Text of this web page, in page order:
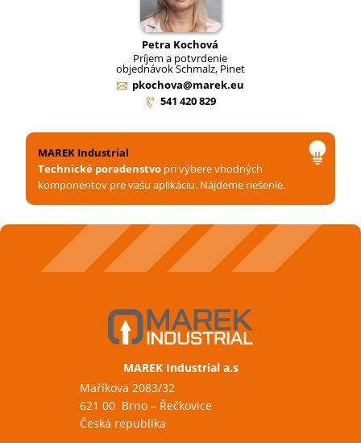
Petra Kochová
Príjem a potvrdenie
objednávok Schmalz, Pinet
pkochova@marek.eu
541 420 829
MAREK Industrial
Technické poradenstvo pri výbere vhodných
komponentov pre vašu aplikáciu. Nájdeme riešenie.
MAREK Industrial a.s
Maříkova 2083/32
621 00 Brno – Řečkovice
Česká republika